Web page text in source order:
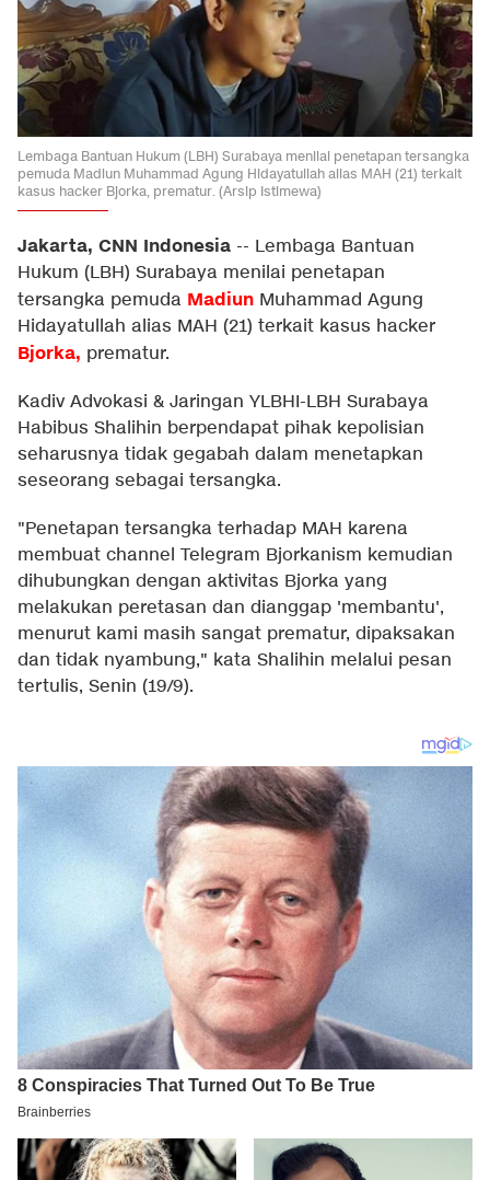
Lembaga Bantuan Hukum (LBH) Surabaya menilai penetapan tersangka
pemuda Madiun Muhammad Agung Hidayatullah alias MAH (21) terkait
kasus hacker Bjorka, prematur. (Arsip Istimewa)
Jakarta, CNN Indonesia -- Lembaga Bantuan
Hukum (LBH) Surabaya menilai penetapan
tersangka pemuda Madiun Muhammad Agung
Hidayatullah alias MAH (21) terkait kasus hacker
Bjorka, prematur.
Kadiv Advokasi & Jaringan YLBHI-LBH Surabaya
Habibus Shalihin berpendapat pihak kepolisian
seharusnya tidak gegabah dalam menetapkan
seseorang sebagai tersangka.
"Penetapan tersangka terhadap MAH karena
membuat channel Telegram Bjorkanism kemudian
dihubungkan dengan aktivitas Bjorka yang
melakukan peretasan dan dianggap 'membantu',
menurut kami masih sangat prematur, dipaksakan
dan tidak nyambung," kata Shalihin melalui pesan
tertulis, Senin (19/9).